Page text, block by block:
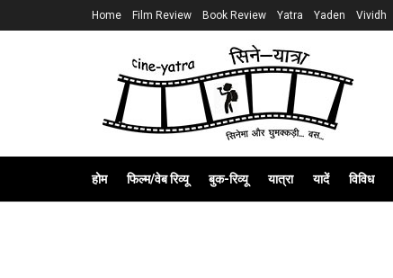
Home Film Review Book Review Yatra Yaden Vividh
होम फिल्म/वेब रिव्यू बुक-रिव्यू यात्रा यादें विविध